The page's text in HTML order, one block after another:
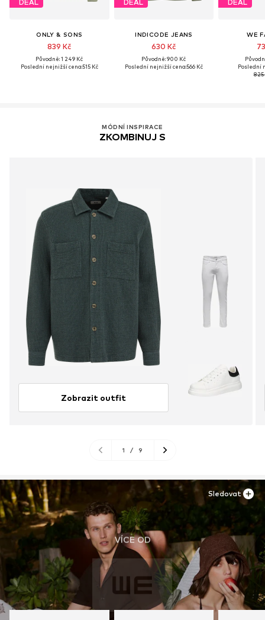
DEAL
ONLY & SONS
839 Kč
Původně: 1 249 Kč
Poslední nejnižší cena:515 Kč
DEAL
INDICODE JEANS
630 Kč
Původně: 900 Kč
Poslední nejnižší cena:566 Kč
DEAL
WE
Poslední
825
MÓDNÍ INSPIRACE
ZKOMBINUJ S
Zobrazit outfit
1 / 9
VÍCE OD
Sledovat